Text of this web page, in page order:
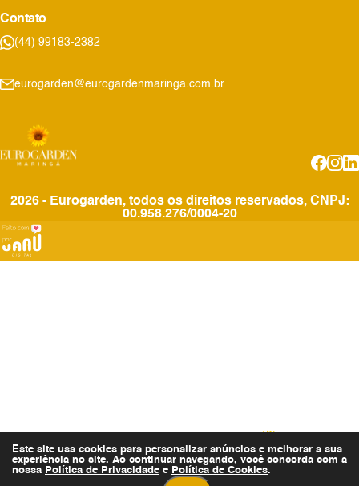
Contato
(44) 99183-2382
eurogarden@eurogardenmaringa.com.br
2026 - Eurogarden, todos os direitos reservados, CNPJ:
00.958.276/0004-20
Este site usa cookies para personalizar anúncios e melhorar a sua
experiência no site. Ao continuar navegando, você concorda com a
nossa Política de Privacidade e Política de Cookies.
Invista no Eurogarden